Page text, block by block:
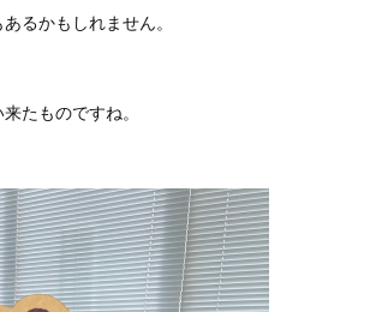
るかもしれません。
たものですね。